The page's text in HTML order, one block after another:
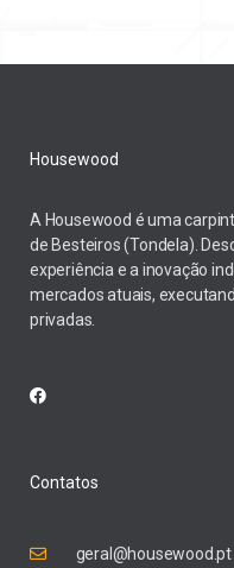
Housewood
A Housewood é uma
de Besteiros (Tondela).
experiência e a inovação
mercados atuais,
privadas.
Contatos
geral@housewood.pt